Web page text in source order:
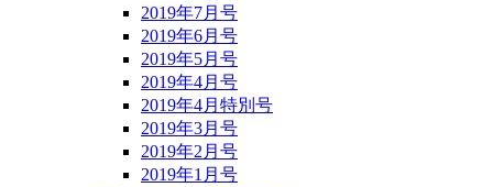
2019年7月号
2019年6月号
2019年5月号
2019年4月号
2019年4月特別号
2019年3月号
2019年2月号
2019年1月号